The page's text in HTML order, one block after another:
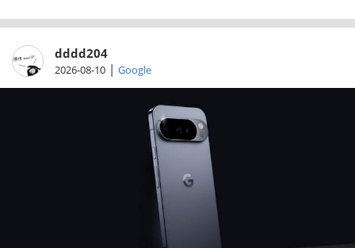
dddd204
2026-08-10 | Google